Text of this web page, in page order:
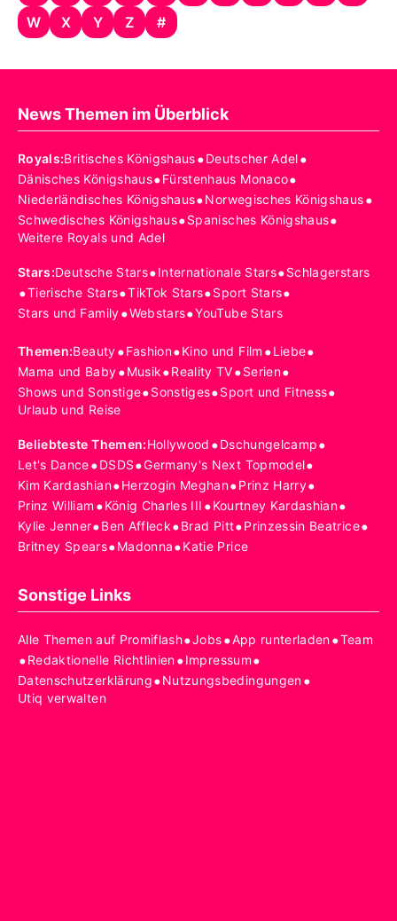
W
X Y Z #
News Themen im Überblick
Royals:Britisches Königshaus•Deutscher Adel•
Dänisches Königshaus•Fürstenhaus Monaco•
Niederländisches Königshaus•Norwegisches Königshaus•
Schwedisches Königshaus•Spanisches Königshaus•
Weitere Royals und Adel
Stars:Deutsche Stars•Internationale Stars•Schlagerstars
•Tierische Stars•TikTok Stars•Sport Stars•
Stars und Family•Webstars•YouTube Stars
Themen:Beauty•Fashion•Kino und Film •Liebe•
Mama und Baby•Musik•Reality TV•Serien•
Shows und Sonstige•Sonstiges•Sport und Fitness•
Urlaub und Reise
Beliebteste Themen:Hollywood •Dschungelcamp•
Let's Dance•DSDS•Germany's Next Topmodel•
Kim Kardashian•Herzogin Meghan•Prinz Harry•
Prinz William •König Charles III •Kourtney Kardashian•
Kylie Jenner•Ben Affleck•Brad Pitt•Prinzessin Beatrice•
Britney Spears•Madonna•Katie Price
Sonstige Links
Alle Themen auf Promiflash•Jobs•App runterladen•Team
•Redaktionelle Richtlinien•Impressum•
Datenschutzerklärung•Nutzungsbedingungen•
Utiq verwalten